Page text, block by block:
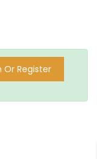
Or Register